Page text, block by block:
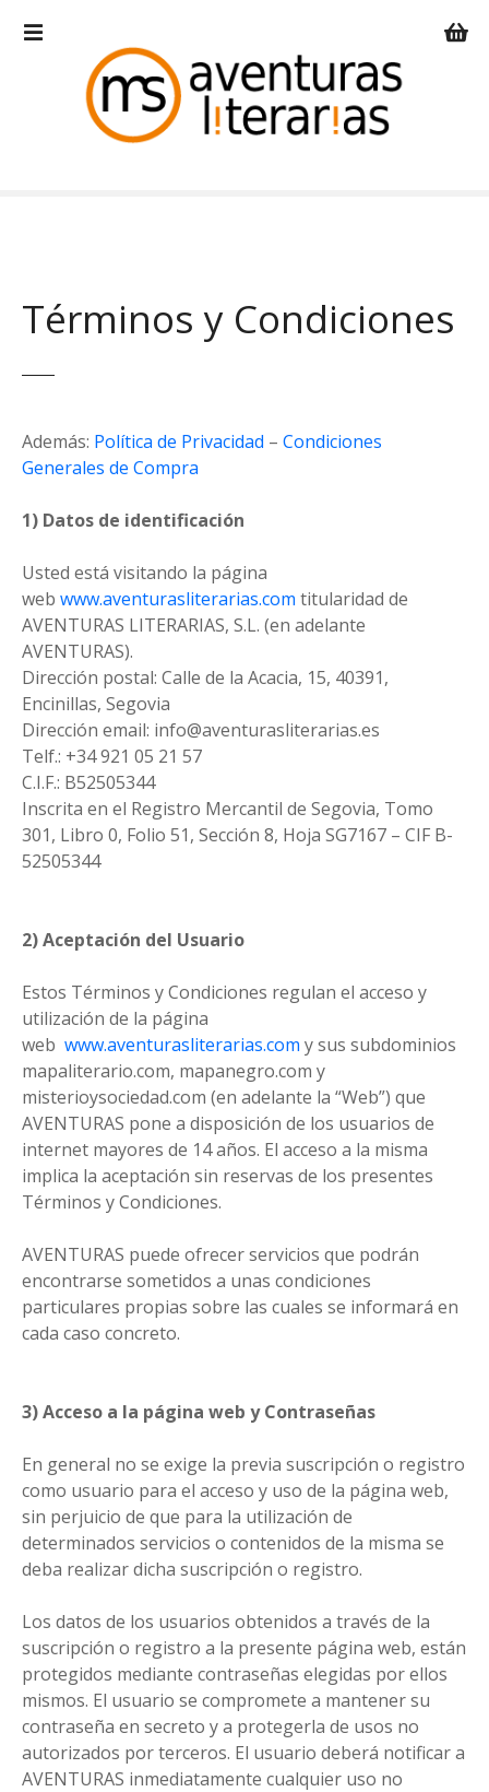
Términos y Condiciones
Además: Política de Privacidad – Condiciones
Generales de Compra
1) Datos de identificación
Usted está visitando la página
web www.aventurasliterarias.com titularidad de
AVENTURAS LITERARIAS, S.L. (en adelante
AVENTURAS).
Dirección postal: Calle de la Acacia, 15, 40391,
Encinillas, Segovia
Dirección email: info@aventurasliterarias.es
Telf.: +34 921 05 21 57
C.I.F.: B52505344
Inscrita en el Registro Mercantil de Segovia, Tomo
301, Libro 0, Folio 51, Sección 8, Hoja SG7167 – CIF B-
52505344
2) Aceptación del Usuario
Estos Términos y Condiciones regulan el acceso y
utilización de la página
web www.aventurasliterarias.com y sus subdominios
mapaliterario.com, mapanegro.com y
misterioysociedad.com (en adelante la “Web”) que
AVENTURAS pone a disposición de los usuarios de
internet mayores de 14 años. El acceso a la misma
implica la aceptación sin reservas de los presentes
Términos y Condiciones.
AVENTURAS puede ofrecer servicios que podrán
encontrarse sometidos a unas condiciones
particulares propias sobre las cuales se informará en
cada caso concreto.
3) Acceso a la página web y Contraseñas
En general no se exige la previa suscripción o registro
como usuario para el acceso y uso de la página web,
sin perjuicio de que para la utilización de
determinados servicios o contenidos de la misma se
deba realizar dicha suscripción o registro.
Los datos de los usuarios obtenidos a través de la
suscripción o registro a la presente página web, están
protegidos mediante contraseñas elegidas por ellos
mismos. El usuario se compromete a mantener su
contraseña en secreto y a protegerla de usos no
autorizados por terceros. El usuario deberá notificar a
AVENTURAS inmediatamente cualquier uso no